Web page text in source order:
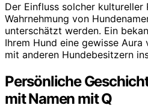
Der Einfluss solcher kultureller
Wahrnehmung von
unterschätzt werden. Ein
Ihrem Hund eine gewisse Aura
mit anderen Hundebesitzern
Persönliche
mit Namen mit Q